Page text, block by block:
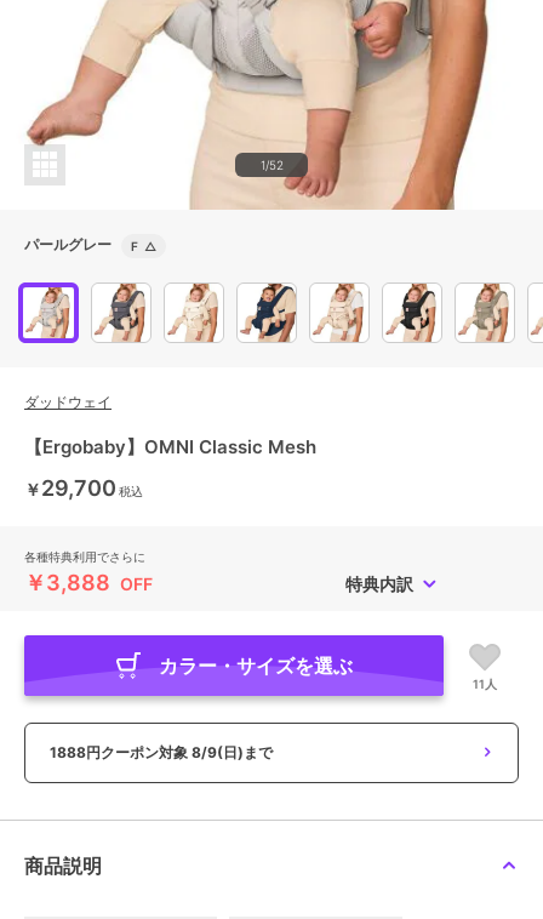
1/52
パールグレー F △
ダッドウェイ
【Ergobaby】OMNI Classic Mesh
￥29,700 税込
各種特典利用でさらに
￥3,888 OFF 特典内訳
カラー・サイズを選ぶ
11人
1888円クーポン対象 8/9(日)まで
商品説明